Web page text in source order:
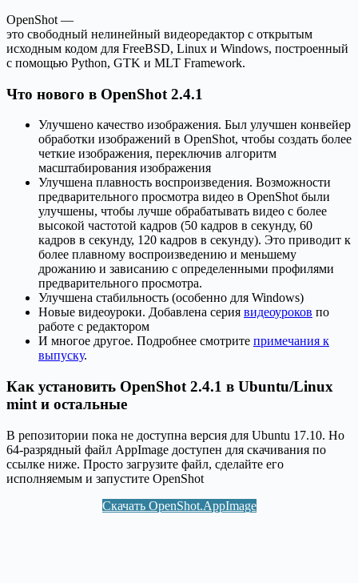
OpenShot —
это свободный нелинейный видеоредактор с открытым
исходным кодом для FreeBSD, Linux и Windows, построенный
с помощью Python, GTK и MLT Framework.
Что нового в OpenShot 2.4.1
Улучшено качество изображения. Был улучшен конвейер
обработки изображений в OpenShot, чтобы создать более
четкие изображения, переключив алгоритм
масштабирования изображения
Улучшена плавность воспроизведения. Возможности
предварительного просмотра видео в OpenShot были
улучшены, чтобы лучше обрабатывать видео с более
высокой частотой кадров (50 кадров в секунду, 60
кадров в секунду, 120 кадров в секунду). Это приводит к
более плавному воспроизведению и меньшему
дрожанию и зависанию с определенными профилями
предварительного просмотра.
Улучшена стабильность (особенно для Windows)
Новые видеоуроки. Добавлена серия видеоуроков по
работе с редактором
И многое другое. Подробнее смотрите примечания к
выпуску.
Как установить OpenShot 2.4.1 в Ubuntu/Linux
mint и остальные
В репозитории пока не доступна версия для Ubuntu 17.10. Но
64-разрядный файл AppImage доступен для скачивания по
ссылке ниже. Просто загрузите файл, сделайте его
исполняемым и запустите OpenShot
Скачать OpenShot.AppImage